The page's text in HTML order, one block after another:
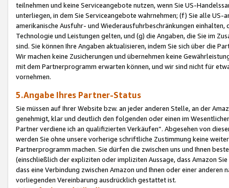
teilnehmen und keine Serviceangebote nutzen, wenn Sie US-
unterliegen, in dem Sie Serviceangebote wahrnehmen; (f) Sie alle
amerikanische Ausfuhr- und Wiederausfuhrbeschränkungen
Technologie und Leistungen gelten, und (g) die Angaben, die Sie im
sind. Sie können Ihre Angaben aktualisieren, indem Sie sich über die
Wir machen keine Zusicherungen und übernehmen keine
mit dem Partnerprogramm erwarten können, und wir sind nicht für
vornehmen.
5.Angabe Ihres Partner-Status
Sie müssen auf Ihrer Website bzw. an jeder anderen Stelle, an der
genehmigt, klar und deutlich den folgenden oder einen im
Partner verdiene ich an qualifizierten Verkäufen“. Abgesehen von
werden Sie ohne unsere vorherige schriftliche Zustimmung keine
Partnerprogramm machen. Sie dürfen die zwischen uns und Ihnen
(einschließlich der expliziten oder impliziten Aussage, dass Amazon
dass eine Verbindung zwischen Amazon und Ihnen oder einer
vorliegenden Vereinbarung ausdrücklich gestattet ist.